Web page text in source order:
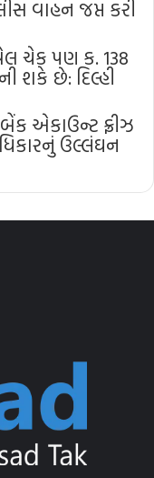
વાહન જપ્ત કરી
ચેક પણ ક. 138
શકે છે: દિલ્હી
એકાઉન્ટ ફ્રીઝ
ઉલ્લંઘન